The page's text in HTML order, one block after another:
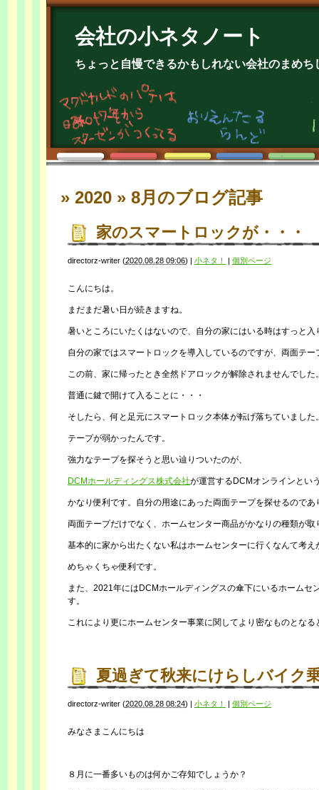
会社の小ネタノート
ちょっと自慢できるかもしれない会社のまめち
» 2020 » 8月 のブログ記事
家のスマートロックが・・・
directorz-writer (2020.08.28 09:06) | 小ネタ！ | 個別ページ
こんにちは。
まだまだ暑い日が続きますね。
暑いところにいたくはないので、自分の家にはいる時はすっと入
自分の家ではスマートロックを導入しているのですが、両面テ
この前、家に帰ったとき全然ドアロックが解除されませんでした
普通に鍵で開けて入ることに・・・
そしたら、何と足元にスマートロック本体が転げ落ちていました
テープが弱かったんです。
強力なテープを探そうと思い辿りついたのが、
DCMホールディングス株式会社が運営するDCMオンラインとい
かなり便利です。自分の用途にあった両面テープを探せるのであ
両面テープだけでなく、ホームセンター商品がかなりの種類が取
基本的に家から出たくない私はホームセンターに行くなんて考
めちゃくちゃ便利です。
また、2021年にはDCMホールディングスの傘下にいるホームセ
す。
これにより更にホームセンター事業に関してより密なものとなる
夏過ぎて秋来にけらしバイク
directorz-writer (2020.08.28 08:24) | 小ネタ！ | 個別ページ
みなさまこんにちは
８月に一番多いものは何かご存知でしょうか？